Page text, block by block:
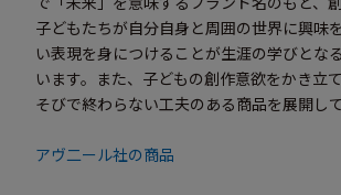
子どもたちが自分自身と周囲の世界に興味
い表現を身につけることが生涯の学びとな
います。また、子どもの創作意欲をかき立
そびで終わらない工夫のある商品を展開して
アヴ二ール社の商品